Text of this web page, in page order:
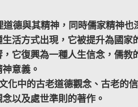
與其精神，同時儒家精神也
活方式出現，它被提升為國家
它復興為一種人生信念，儒教
意義。
中的古老道德觀念、古老的
以及處世準則的著作。